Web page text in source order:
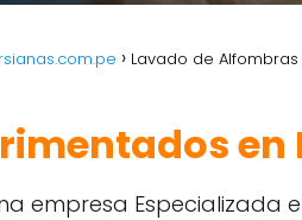
Lavado de
empresa Especializada